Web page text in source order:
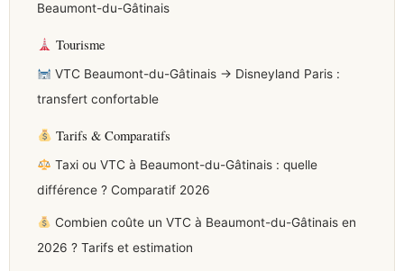
Beaumont-du-Gâtinais
Tourisme
VTC Beaumont-du-Gâtinais → Disneyland Paris :
transfert confortable
Tarifs & Comparatifs
Taxi ou VTC à Beaumont-du-Gâtinais : quelle
différence ? Comparatif 2026
Combien coûte un VTC à Beaumont-du-Gâtinais en
2026 ? Tarifs et estimation